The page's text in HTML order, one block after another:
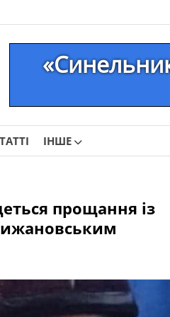
ІНШЕ
прощання із